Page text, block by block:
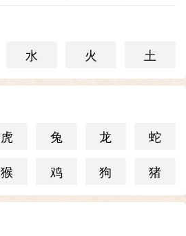
水 火 土
虎 兔 龙
蛇
猴 鸡 狗 猪